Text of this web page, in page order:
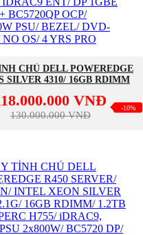
CHỦ DELL POWEREDGE
SILVER 4310/ 16GB RDIMM
DP 1GBE LOM + BC5720QP
PSU/ BEZEL/ DVD-ROM/ NO
VNĐ
130.000.000 VNĐ
-10%